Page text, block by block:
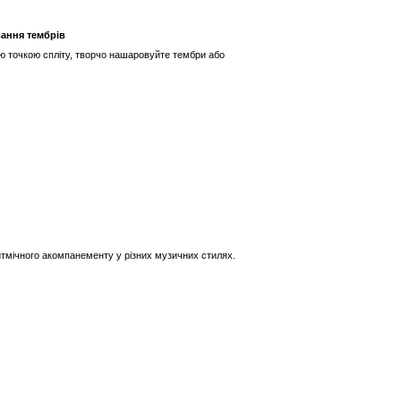
тембрів
точкою спліту, творчо нашаровуйте тембри або
акомпанементу у різних музичних стилях.